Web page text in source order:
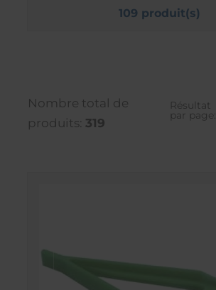
109 produit(s)
Nombre total de
produits: 319
Résultat
par page: